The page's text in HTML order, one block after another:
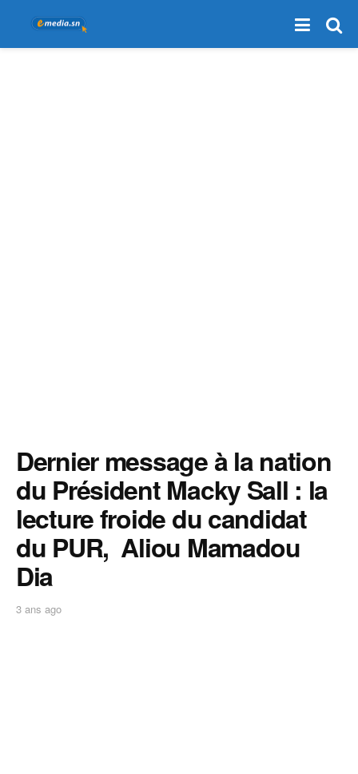
Dernier message à la nation
du Président Macky Sall : la
lecture froide du candidat
du PUR, Aliou Mamadou
Dia
3 ans ago